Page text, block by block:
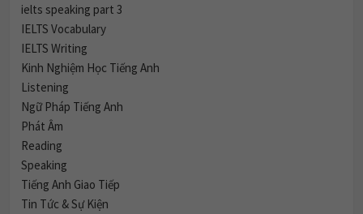
ielts speaking part 3
IELTS Vocabulary
IELTS Writing
Kinh Nghiệm Học Tiếng Anh
Listening
Ngữ Pháp Tiếng Anh
Phát Âm
Reading
Speaking
Tiếng Anh Giao Tiếp
Tin Tức & Sự Kiện